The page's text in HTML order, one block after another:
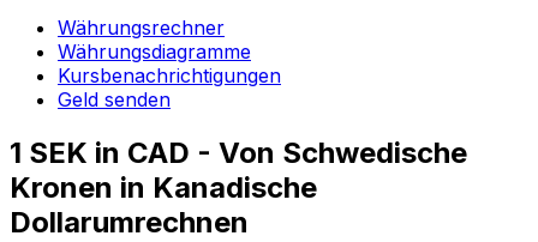
Währungsrechner
Währungsdiagramme
Kursbenachrichtigungen
Geld senden
1 SEK in CAD - Von Schwedische
Kronen in Kanadische
Dollarumrechnen